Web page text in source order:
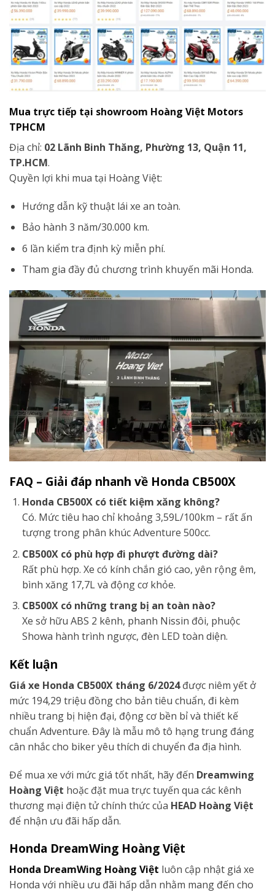
Mua trực tiếp tại showroom Hoàng Việt Motors
TPHCM
Địa chỉ: 02 Lãnh Binh Thăng, Phường 13, Quận 11,
TP.HCM.
Quyền lợi khi mua tại Hoàng Việt:
Hướng dẫn kỹ thuật lái xe an toàn.
Bảo hành 3 năm/30.000 km.
6 lần kiểm tra định kỳ miễn phí.
Tham gia đầy đủ chương trình khuyến mãi Honda.
FAQ – Giải đáp nhanh về Honda CB500X
Honda CB500X có tiết kiệm xăng không?
Có. Mức tiêu hao chỉ khoảng 3,59L/100km – rất ấn
tượng trong phân khúc Adventure 500cc.
CB500X có phù hợp đi phượt đường dài?
Rất phù hợp. Xe có kính chắn gió cao, yên rộng êm,
bình xăng 17,7L và động cơ khỏe.
CB500X có những trang bị an toàn nào?
Xe sở hữu ABS 2 kênh, phanh Nissin đôi, phuộc
Showa hành trình ngược, đèn LED toàn diện.
Kết luận
Giá xe Honda CB500X tháng 6/2024được niêm yết ở
mức 194,29 triệu đồng cho bản tiêu chuẩn, đi kèm
nhiều trang bị hiện đại, động cơ bền bỉ và thiết kế
chuẩn Adventure. Đây là mẫu mô tô hạng trung đáng
cân nhắc cho biker yêu thích di chuyển đa địa hình.
Để mua xe với mức giá tốt nhất, hãy đến Dreamwing
Hoàng Việt hoặc đặt mua trực tuyến qua các kênh
thương mại điện tử chính thức của HEAD Hoàng Việt
để nhận ưu đãi hấp dẫn.
Honda DreamWing Hoàng Việt
Honda DreamWing Hoàng Việt luôn cập nhật giá xe
Honda với nhiều ưu đãi hấp dẫn nhằm mang đến cho